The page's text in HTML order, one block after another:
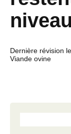
Dernière révision le
Viande ovine